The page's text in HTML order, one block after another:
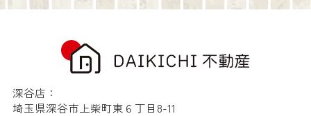
深谷店：
埼玉県深谷市上柴町東６丁目8-11